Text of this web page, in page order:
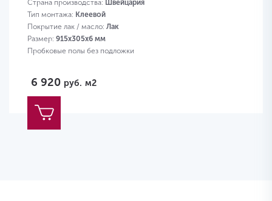
Страна производства: Швейцария
Тип монтажа: Клеевой
Покрытие лак / масло: Лак
Размер: 915х305х6 мм
Пробковые полы без подложки
6 920 руб. м2